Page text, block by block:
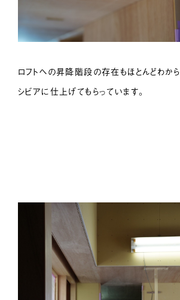
ロフトへの昇降階段の存在もほとんどわか
シビアに仕上げてもらっています。